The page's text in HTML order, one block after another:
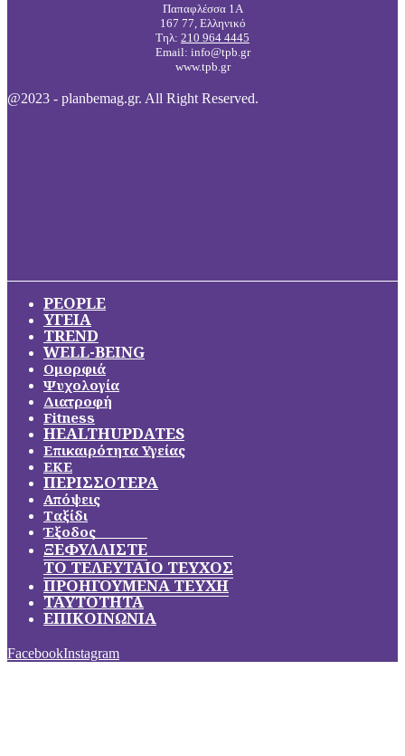
Παπαφλέσσα 1Α
167 77, Ελληνικό
Τηλ: 210 964 4445
Email: info@tpb.gr
www.tpb.gr
@2023 - planbemag.gr. All Right Reserved.
PEOPLE
ΥΓΕΙΑ
TREND
WELL-BEING
Ομορφιά
Ψυχολογία
Διατροφή
Fitness
HEALTHUPDATES
Επικαιρότητα Υγείας
ΕΚΕ
ΠΕΡΙΣΣΟΤΕΡΑ
Απόψεις
Ταξίδι
Έξοδος
ΞΕΦΥΛΛΙΣΤΕ
ΤΟ ΤΕΛΕΥΤΑΙΟ ΤΕΥΧΟΣ
ΠΡΟΗΓΟΥΜΕΝΑ ΤΕΥΧΗ
ΤΑΥΤΟΤΗΤΑ
ΕΠΙΚΟΙΝΩΝΙΑ
FacebookInstagram